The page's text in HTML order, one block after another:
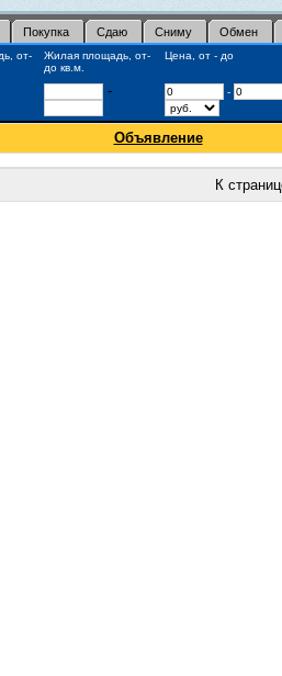
Покупка Сдаю Сниму Обмен
от-
Жилая площадь, от-
до кв.м.
Цена, от - до
- -
Объявление
К